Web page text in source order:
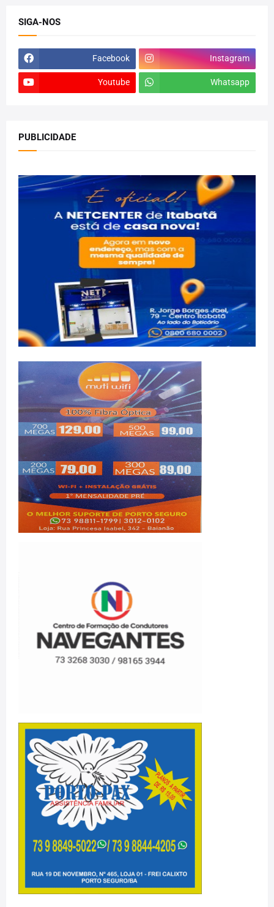
SIGA-NOS
Facebook Instagram
Youtube Whatsapp
PUBLICIDADE